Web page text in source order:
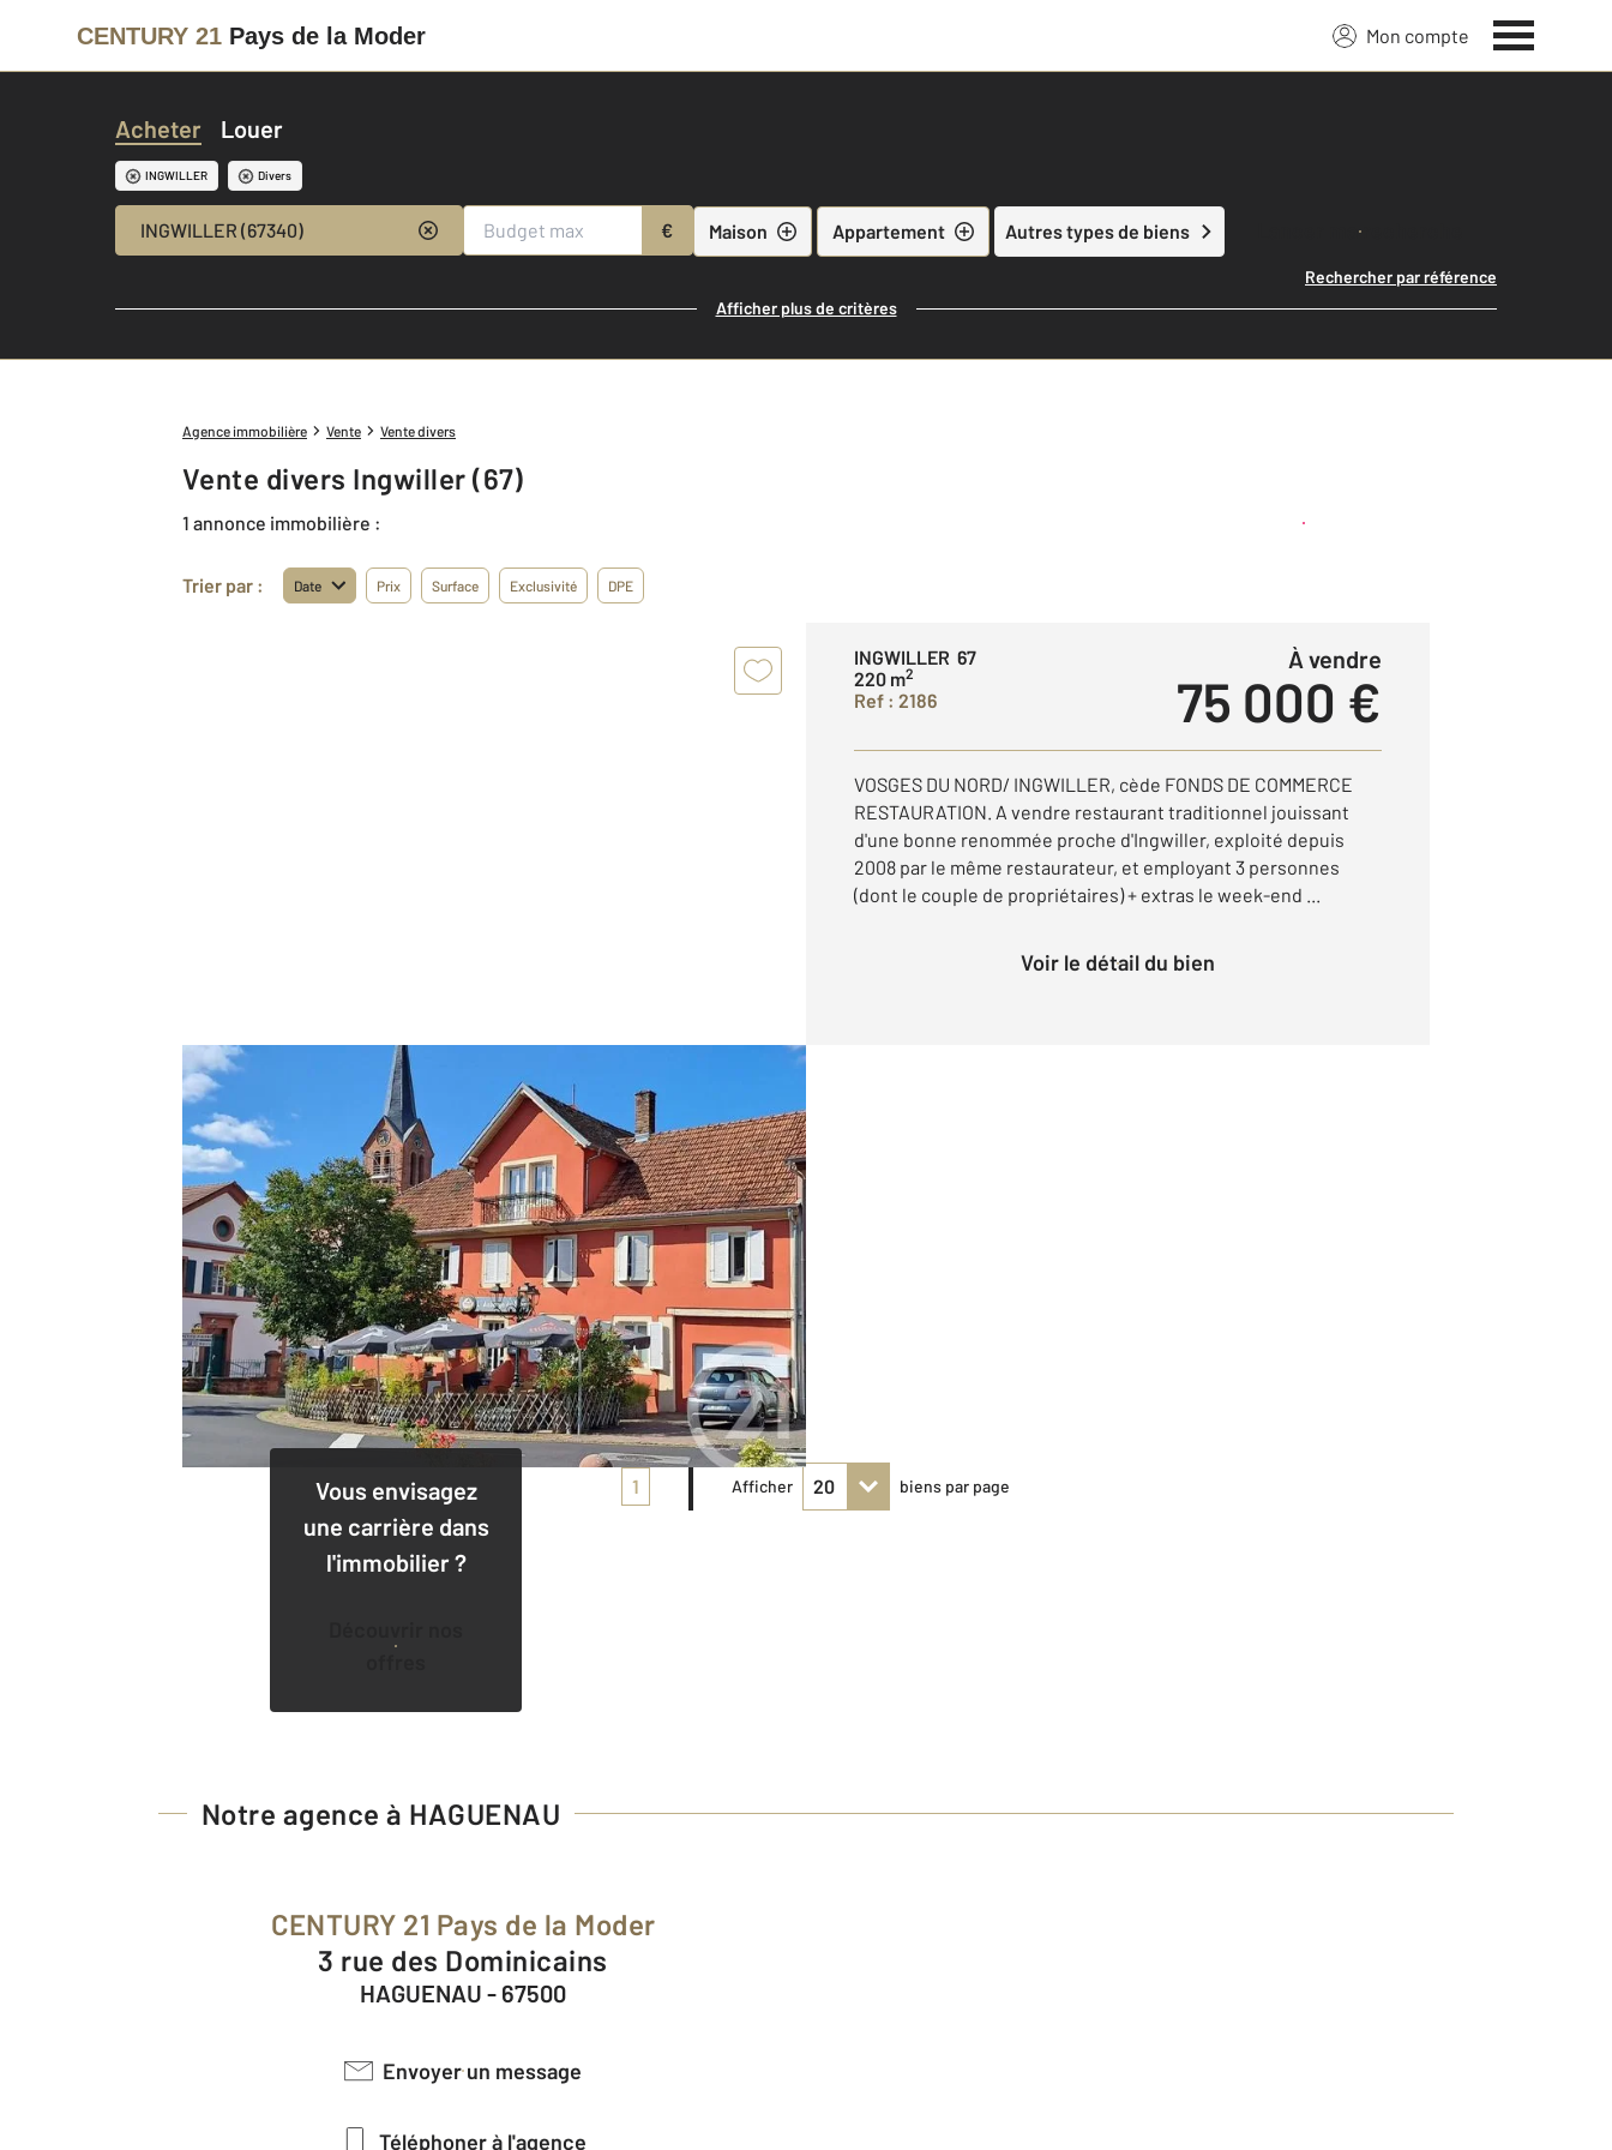
CENTURY 21 Pays de la Moder Mon compte
Acheter Louer
INGWILLER Divers
INGWILLER (67340) € Maison Appartement Autres types de biens Lancer ma recherche
Rechercher par référence
Afficher plus de critères
Agence immobilière Vente Vente divers
Vente divers Ingwiller (67)
1 annonce immobilière : Créer une alerte
Trier par : Date Prix Surface Exclusivité DPE
INGWILLER 67
220 m2
Ref : 2186
à vendre
75 000 €
VOSGES DU NORD/ INGWILLER, cède FONDS DE COMMERCE
RESTAURATION. A vendre restaurant traditionnel jouissant
d'une bonne renommée proche d'Ingwiller, exploité depuis
2008 par le même restaurateur, et employant 3 personnes
(dont le couple de propriétaires) + extras le week-end ...
Voir le détail du bien
Vous envisagez
une carrière dans
l'immobilier ?
1 Afficher biens par page
Notre agence à HAGUENAU
CENTURY 21 Pays de la Moder
3 rue des Dominicains
HAGUENAU - 67500
Envoyer un message
Téléphoner à l'agence